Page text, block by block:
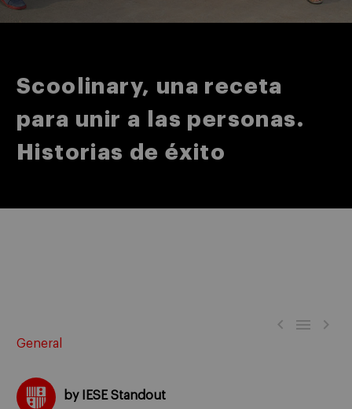
Scoolinary, una receta
para unir a las personas.
Historias de éxito
  
General
by IESE Standout